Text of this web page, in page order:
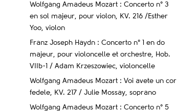
Wolfgang Amadeus Mozart : Concerto n° 3
en sol majeur, pour violon, KV. 216 /Esther
Yoo, violon
Franz Joseph Haydn : Concerto n° 1 en do
majeur, pour violoncelle et orchestre, Hob.
VIIb-1 / Adam Krzeszowiec, violoncelle
Wolfgang Amadeus Mozart : Voi avete un cor
fedele, KV. 217 / Julie Mossay, soprano
Wolfgang Amadeus Mozart : Concerto n° 5